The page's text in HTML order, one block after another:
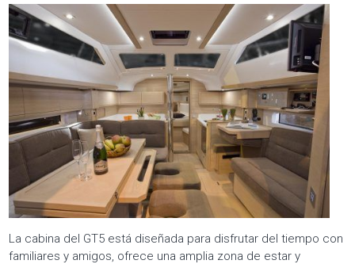
La cabina del GT5 está diseñada para disfrutar del tiempo con
familiares y amigos, ofrece una amplia zona de estar y